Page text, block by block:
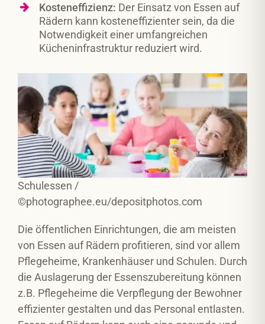
Kosteneffizienz: Der Einsatz von Essen auf
Rädern kann kosteneffizienter sein, da die
Notwendigkeit einer umfangreichen
Kücheninfrastruktur reduziert wird.
Schulessen /
©photographee.eu/depositphotos.com
Die öffentlichen Einrichtungen, die am meisten
von Essen auf Rädern profitieren, sind vor allem
Pflegeheime, Krankenhäuser und Schulen. Durch
die Auslagerung der Essenszubereitung können
z.B. Pflegeheime die Verpflegung der Bewohner
effizienter gestalten und das Personal entlasten.